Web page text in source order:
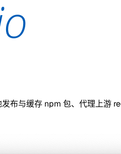
与缓存 npm 包、代理上游